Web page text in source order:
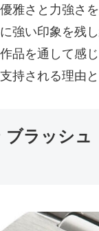
雅さと力強さ
強い印象を残し
品を通して感
持される理由と
ラッシュ